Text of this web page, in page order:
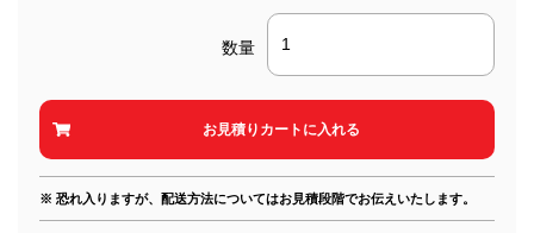
数量
※ 恐れ入りますが、配送方法についてはお見積段階でお伝えいたします。